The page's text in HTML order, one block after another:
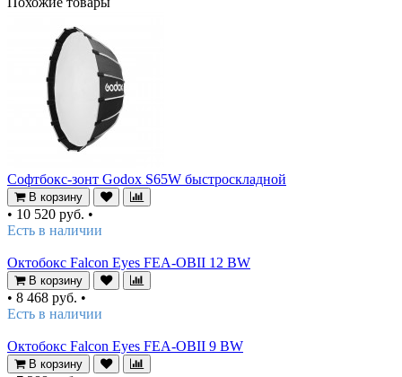
Софтбокс-зонт Godox S65W быстроскладной
В корзину
• 10 520 руб. •
Есть в наличии
Октобокс Falcon Eyes FEA-OBII 12 BW
В корзину
• 8 468 руб. •
Есть в наличии
Октобокс Falcon Eyes FEA-OBII 9 BW
В корзину